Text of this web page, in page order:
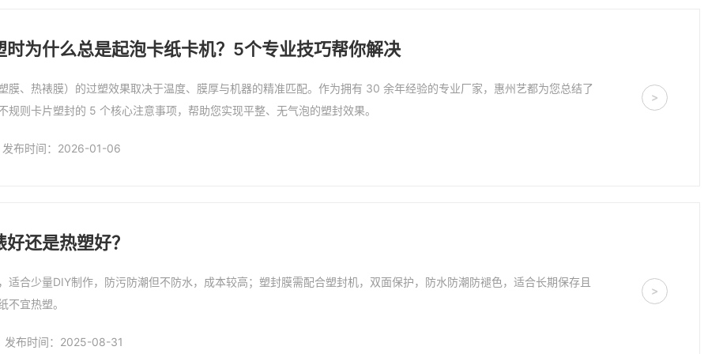
时为什么总是起泡卡纸卡机？5个专业技巧帮你解决
膜、热裱膜）的过塑效果取决于温度、膜厚与机器的精准匹配。作为拥有 30 余年经验的专业厂家，惠州艺都为您总结了
规则卡片塑封的 5 个核心注意事项，帮助您实现平整、无气泡的塑封效果。
发布时间：2026-01-06
>
还是热塑好？
适合少量DIY制作，防污防潮但不防水，成本较高；塑封膜需配合塑封机，双面保护，防水防潮防褪色，适合长期保存且
不宜热塑。
发布时间：2025-08-31
>